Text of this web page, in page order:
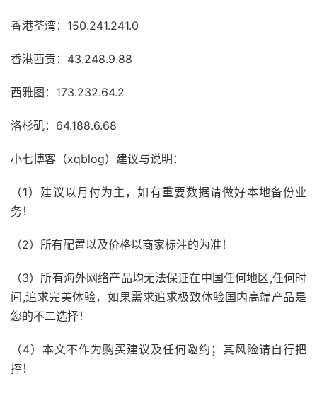
香港荃湾：150.241.241.0
香港西贡：43.248.9.88
西雅图：173.232.64.2
洛杉矶：64.188.6.68
小七博客（xqblog）建议与说明：
（1）建议以月付为主，如有重要数据请做好本地备份业
务！
（2）所有配置以及价格以商家标注的为准！
（3）所有海外网络产品均无法保证在中国任何地区,任何时
间,追求完美体验，如果需求追求极致体验国内高端产品是
您的不二选择！
（4）本文不作为购买建议及任何邀约；其风险请自行把
控！